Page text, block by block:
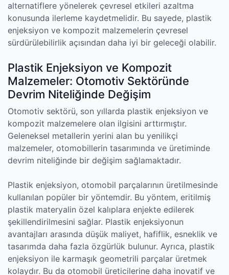
alternatiflere yönelerek çevresel etkileri azaltma
konusunda ilerleme kaydetmelidir. Bu sayede, plastik
enjeksiyon ve kompozit malzemelerin çevresel
sürdürülebilirlik açısından daha iyi bir geleceği olabilir.
Plastik Enjeksiyon ve Kompozit
Malzemeler: Otomotiv Sektöründe
Devrim Niteliğinde Değişim
Otomotiv sektörü, son yıllarda plastik enjeksiyon ve
kompozit malzemelere olan ilgisini arttırmıştır.
Geleneksel metallerin yerini alan bu yenilikçi
malzemeler, otomobillerin tasarımında ve üretiminde
devrim niteliğinde bir değişim sağlamaktadır.
Plastik enjeksiyon, otomobil parçalarının üretilmesinde
kullanılan popüler bir yöntemdir. Bu yöntem, eritilmiş
plastik materyalin özel kalıplara enjekte edilerek
şekillendirilmesini sağlar. Plastik enjeksiyonun
avantajları arasında düşük maliyet, hafiflik, esneklik ve
tasarımda daha fazla özgürlük bulunur. Ayrıca, plastik
enjeksiyon ile karmaşık geometrili parçalar üretmek
kolaydır. Bu da otomobil üreticilerine daha inovatif ve